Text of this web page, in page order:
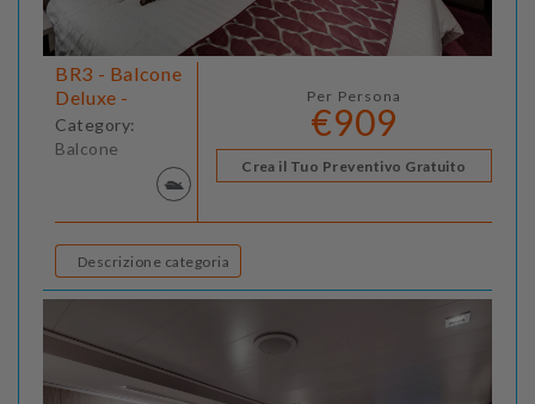
BR3 - Balcone
Deluxe -
Category:
Balcone
Per Persona
€909
Crea il Tuo Preventivo Gratuito
Descrizione categoria